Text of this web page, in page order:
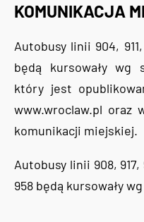
KOMUNIKACJA
Autobusy linii 904,
będą kursowały wg
który jest
www.wroclaw.pl oraz
komunikacji miejskiej.
Autobusy linii 908,
958 będą kursowały